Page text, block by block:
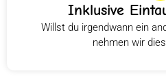
Inklusive
Willst du irgendwann ein
nehmen wir